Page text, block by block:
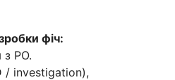
фіч:
PO.
/ investigation),